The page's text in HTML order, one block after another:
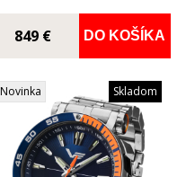
849 € DO KOŠÍKA
Novinka Skladom